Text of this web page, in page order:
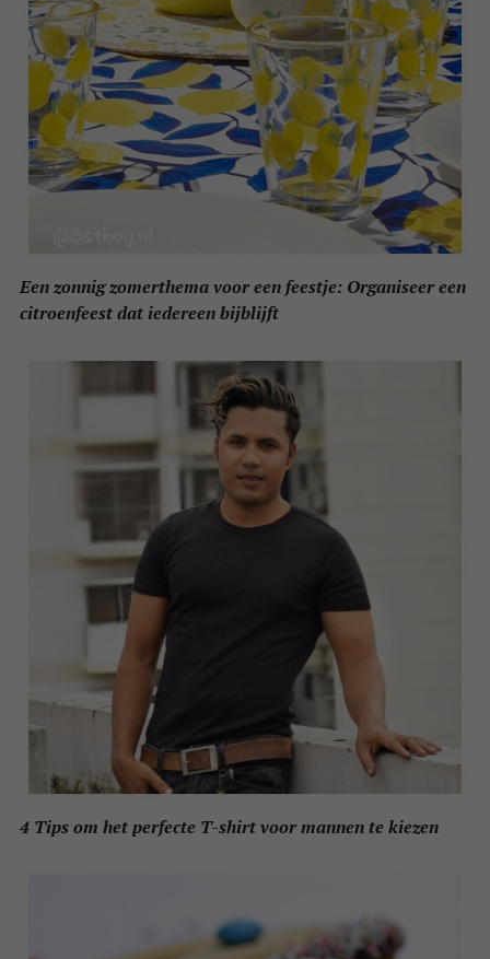
Een zonnig zomerthema voor een feestje: Organiseer een
citroenfeest dat iedereen bijblijft
4 Tips om het perfecte T-shirt voor mannen te kiezen